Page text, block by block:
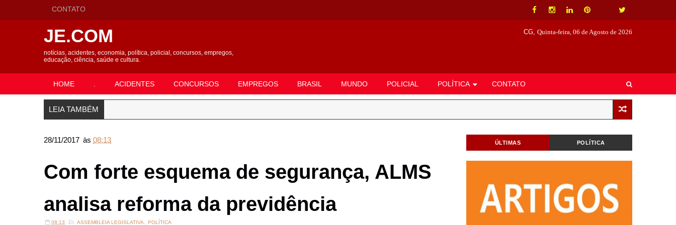
CONTATO
JE.COM
notícias, acidentes, economia, política, policial, concursos, empregos,
educação, ciência, saúde e cultura.
CG, Quinta-feira, 06 de Agosto de 2026
HOME ACIDENTES CONCURSOS EMPREGOS BRASIL MUNDO POLICIAL POLÍTICA CONTATO
LEIA TAMBÉM
28/11/2017 às 08:13
Com forte esquema de segurança, ALMS
analisa reforma da previdência
08:13 ASSEMBLEIA LEGISLATIVA POLÍTICA
ÚLTIMAS POLÍTICA